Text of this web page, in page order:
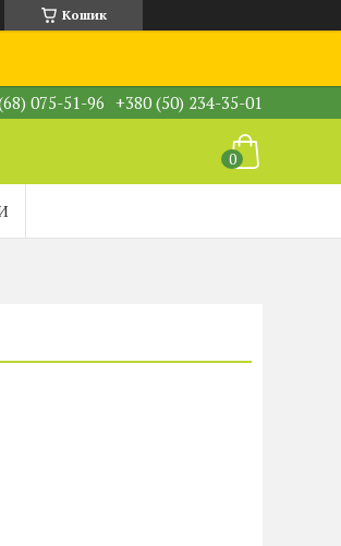
Кошик
075-51-96 +380 (50) 234-35-01